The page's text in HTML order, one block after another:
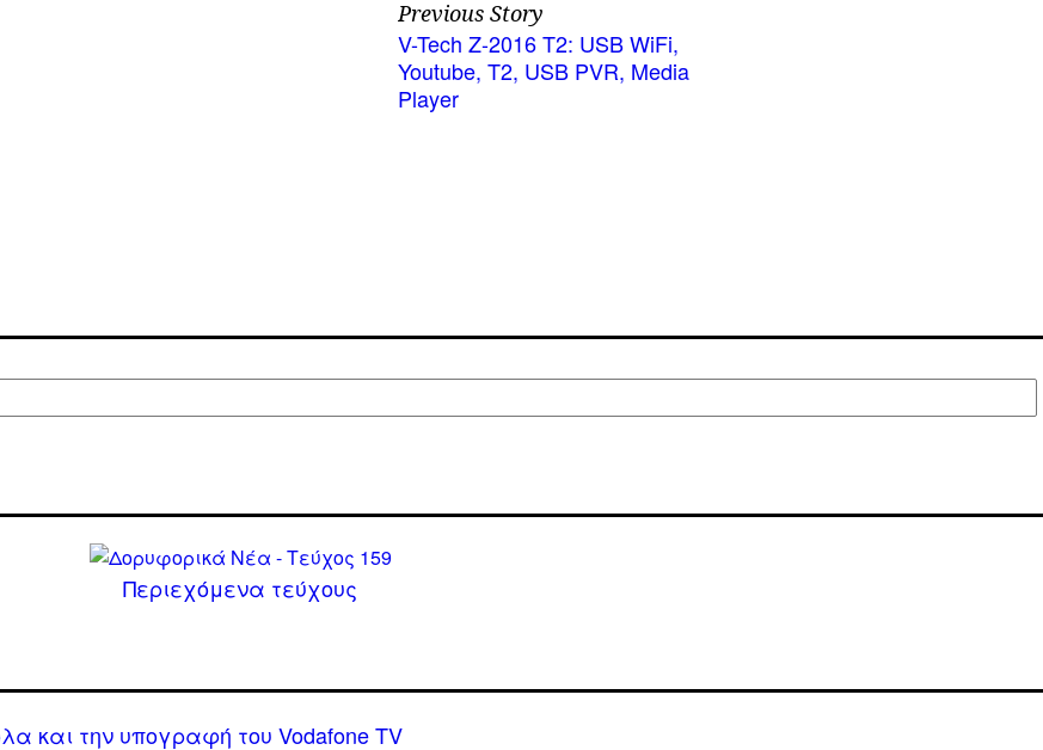
Previous Story
V-Tech Z-2016 Τ2: USB WiFi,
Youtube, Τ2, USB PVR, Media
Player
Περιεχόμενα τεύχους
και την υπογραφή του Vodafone TV